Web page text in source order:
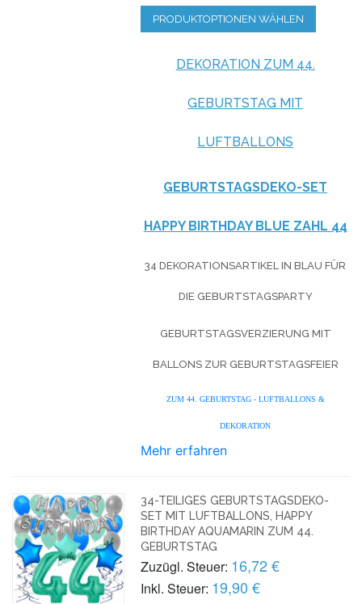
PRODUKTOPTIONEN WÄHLEN
DEKORATION ZUM 44.
GEBURTSTAG MIT
LUFTBALLONS
GEBURTSTAGSDEKO-SET
HAPPY BIRTHDAY BLUE ZAHL 44
34 DEKORATIONSARTIKEL IN BLAU FÜR
DIE GEBURTSTAGSPARTY
GEBURTSTAGSVERZIERUNG MIT
BALLONS ZUR GEBURTSTAGSFEIER
ZUM 44. GEBURTSTAG - LUFTBALLONS &
DEKORATION
Mehr erfahren
34-TEILIGES GEBURTSTAGSDEKO-
SET MIT LUFTBALLONS, HAPPY
BIRTHDAY AQUAMARIN ZUM 44.
GEBURTSTAG
Zuzügl. Steuer: 16,72 €
Inkl. Steuer: 19,90 €